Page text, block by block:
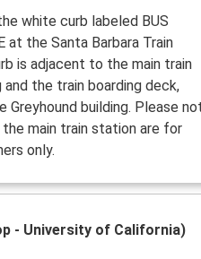
white curb labeled BUS
at the Santa Barbara Train
is adjacent to the main train
the train boarding deck,
Greyhound building. Please
main train station are for
only.
- University of California)